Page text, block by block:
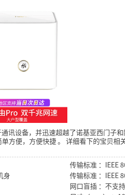
设备，并迅速超越了诺基亚西门子和
方便，方便快捷。 详细看下的宝贝相
传输标准 ：IEEE
身
传输标准 ：IEEE
网口盲插 ：不支持